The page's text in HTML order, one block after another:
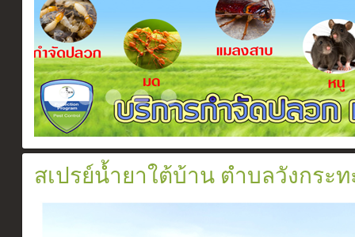
Slide2017 11 1
Certificate
ระบบวางท่อกำจัดปลวกตามเเนวคาน
สเปรย์ยากำจัดปลวก
อัดน้ำยาเข้าท่อ
สเปรย์น้ำยาใต้บ้าน ตำบลวังกระ